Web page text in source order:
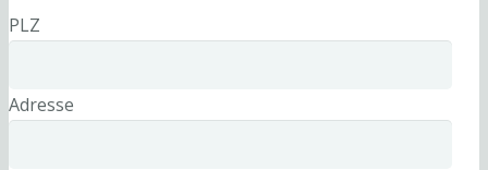
PLZ
Adresse